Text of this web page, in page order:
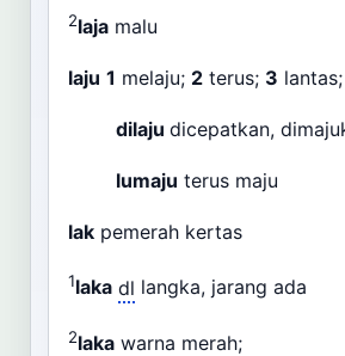
2laja malu
laju 1 melaju; 2 terus; 3 lantas;
dilaju dicepatkan,
lumaju terus maju
lak pemerah kertas
1laka dl langka, jarang ada
2laka warna merah;